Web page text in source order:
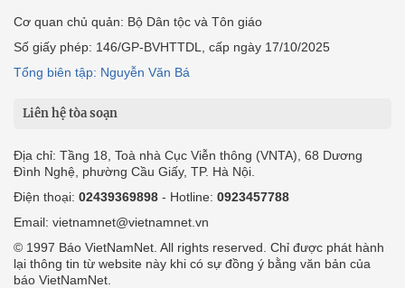
Cơ quan chủ quản: Bộ Dân tộc và Tôn giáo
Số giấy phép: 146/GP-BVHTTDL, cấp ngày 17/10/2025
Tổng biên tập: Nguyễn Văn Bá
Liên hệ tòa soạn
Địa chỉ: Tầng 18, Toà nhà Cục Viễn thông (VNTA), 68 Dương
Đình Nghệ, phường Cầu Giấy, TP. Hà Nội.
Điện thoại: 02439369898 - Hotline: 0923457788
Email: vietnamnet@vietnamnet.vn
© 1997 Báo VietNamNet. All rights reserved. Chỉ được phát hành
lại thông tin từ website này khi có sự đồng ý bằng văn bản của
báo VietNamNet.